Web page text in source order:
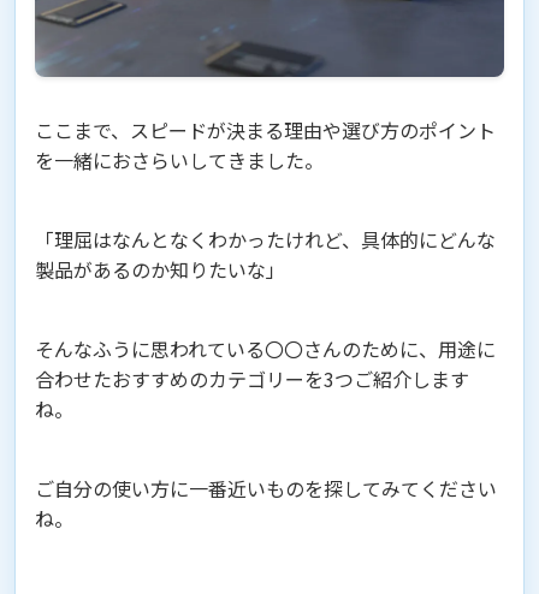
ここまで、スピードが決まる理由や選び方のポイント
を一緒におさらいしてきました。
「理屈はなんとなくわかったけれど、具体的にどんな
製品があるのか知りたいな」
そんなふうに思われている〇〇さんのために、用途に
合わせたおすすめのカテゴリーを3つご紹介します
ね。
ご自分の使い方に一番近いものを探してみてください
ね。